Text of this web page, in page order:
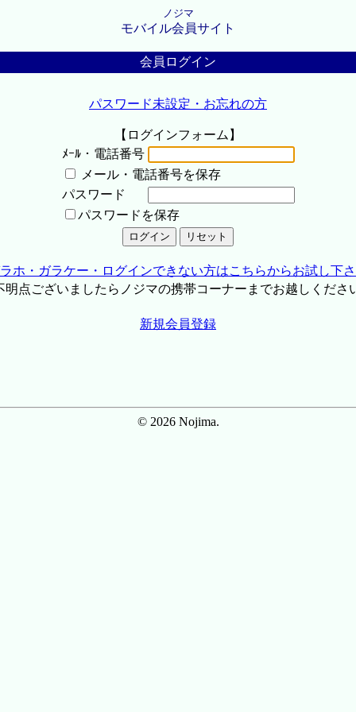
ノジマ
モバイル会員サイト
会員ログイン
パスワード未設定・お忘れの方
【ログインフォーム】
ﾒｰﾙ・電話番号
メール・電話番号を保存
パスワード
パスワードを保存
ホ・ガラケー・ログインできない方はこちらからお試し下
点ございましたらノジマの携帯コーナーまでお越しくださ
新規会員登録
© 2026 Nojima.